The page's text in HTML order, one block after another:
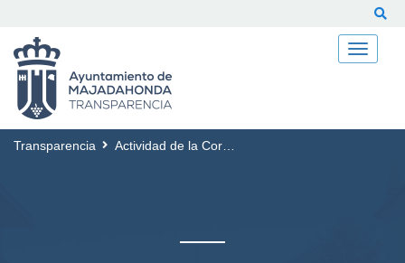
Transparencia Actividad de la Corporación